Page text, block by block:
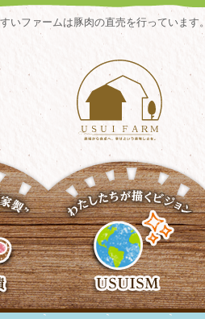
いファームは豚肉の直売を行っています。